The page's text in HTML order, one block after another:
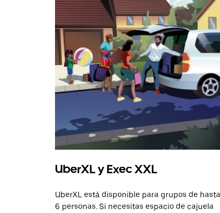
UberXL y Exec XXL
UberXL está disponible para grupos de hasta
6 personas. Si necesitas espacio de cajuela